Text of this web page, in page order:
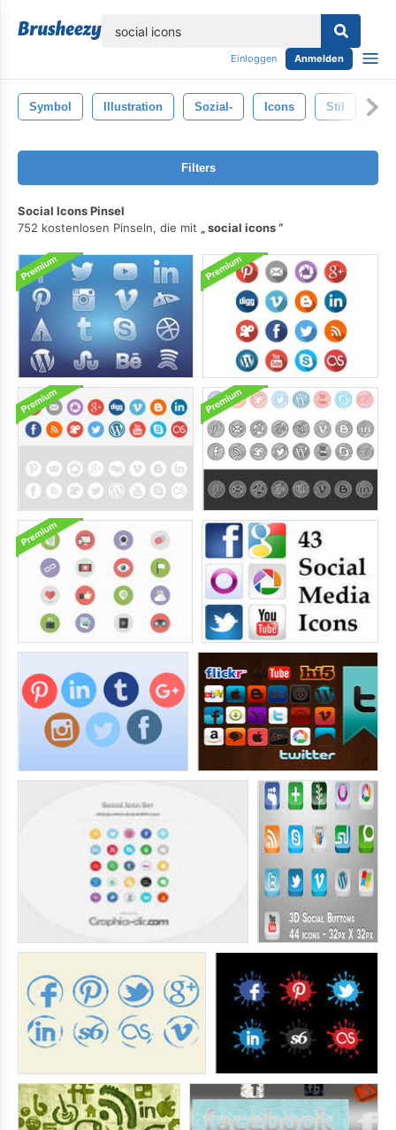
Einloggen Anmelden
Symbol Illustration Sozial- Icons Stil
Filters
Social Icons Pinsel
752 kostenlosen Pinseln, die mit
social icons